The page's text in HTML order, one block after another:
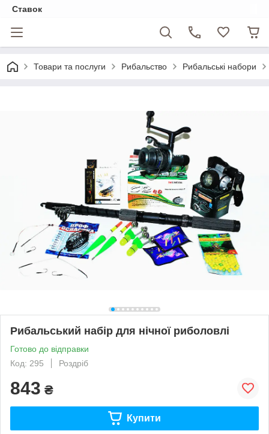
Ставок
Товари та послуги Рибальство Рибальські набори
Рибальський набір для нічної риболовлі
Готово до відправки
Код: 295
Роздріб
843 ₴
Купити